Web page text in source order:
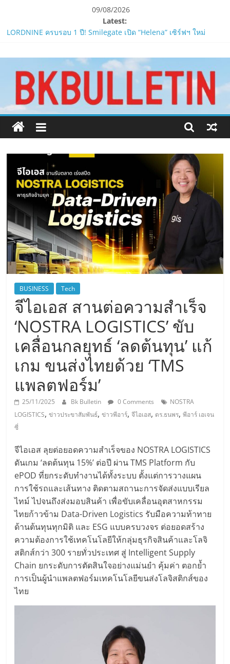
content
09/08/2026
Latest:
LORDNINE ครบรอบ 1 ปี! Smilegate เปิด “Helena” เซิร์ฟฯ ใหม่
บูสต์ EXP กระฉูด 50% พร้อมแจกซัมมอนสูงสุด 1,111 ครั้ง!
LORDNINE จัดศึกคนดังสายเกม ไทย ปะทะ ฟิลิปปินส์ใน “Rise of the
Tenth Lord”
PIPPER STANDARD® เปิดตัวแชมพูอาบน้ำ และ โฟมอาบแห้งสัตว์
เลี้ยง
ห้ามพลาด! Smilegate เปิดตัว ‘เฮเลนา’ เซิร์ฟเวอร์ใหม่ของ
LORDNINE 29 ก.ค. นี้
เสนอ
ข่าว
ครบ
ทุก
BUSINESS Tech
จีไอเอส สานต่อความสำเร็จ
‘NOSTRA LOGISTICS’ ขับ
เคลื่อนกลยุทธ์ ‘ลดต้นทุน’ แก้
เกม ขนส่งไทยด้วย ‘TMS
แพลตฟอร์ม’
25/11/2025 Bk Bulletin 0 Comments
NOSTRA
LOGISTICS,ข่าวประขาสัมพันธ์,ข่าวพีอาร์,จีไอเอส, ดร.ธนพร,พีอาร์ เอเจน
ซี่
จีไอเอส ลุยต่อยอดความสำเร็จของ NOSTRA LOGISTICS
ดันเกม ‘ลดต้นทุน 15%’ ต่อปี ผ่าน TMS Platform กับ
ePOD ที่ยกระดับทำงานได้ทั้งระบบ ตั้งแต่การวางแผน
การใช้รถและเส้นทาง ติดตามสถานะการจัดส่งแบบเรียล
ไทม์ ไปจนถึงส่งมอบสินค้า เพื่อขับเคลื่อนอุตสาหกรรม
ไทยก้าวข้าม Data-Driven Logistics รับมือความท้าทาย
ด้านต้นทุนทุกมิติ และ ESG แบบครบวงจร ต่อยอดสร้าง
ความต้องการใช้เทคโนโลยีให้กลุ่มธุรกิจสินค้าและโลจิ
สติกส์กว่า 300 รายทั่วประเทศ สู่ Intelligent Supply
Chain ยกระดับการตัดสินใจอย่างแม่นยำ คุ้มค่า ตอกย้ำ
การเป็นผู้นำแพลตฟอร์มเทคโนโลยีขนส่งโลจิสติกส์ของ
ไทย